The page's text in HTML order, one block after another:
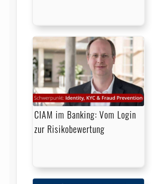
CIAM im Banking: Vom Login
zur Risikobewertung